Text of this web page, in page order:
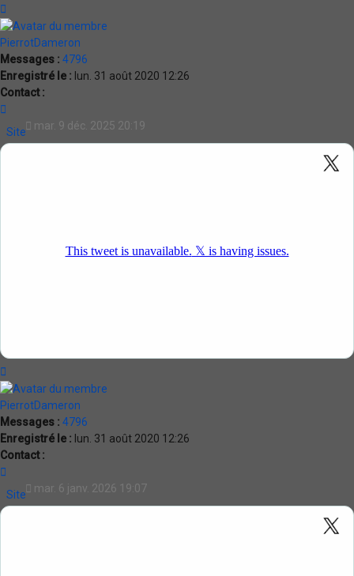
PierrotDameron
Messages : 4796
Enregistré le : lun. 31 août 2020 12:26
Contact :
PierrotDameron
Site
Internet
mar. 9 déc. 2025 20:19
PierrotDameron
Messages : 4796
Enregistré le : lun. 31 août 2020 12:26
Contact :
PierrotDameron
Site
Internet
mar. 6 janv. 2026 19:07